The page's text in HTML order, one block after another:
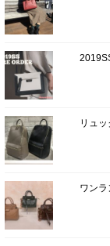
リュ
ワン